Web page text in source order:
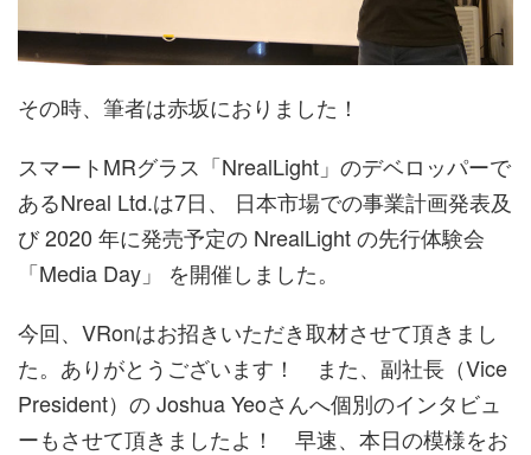
その時、筆者は赤坂におりました！
スマートMRグラス「NrealLight」のデベロッパーで
あるNreal Ltd.は7日、 日本市場での事業計画発表及
び 2020 年に発売予定の NrealLight の先行体験会
「Media Day」 を開催しました。
今回、VRonはお招きいただき取材させて頂きまし
た。ありがとうございます！ また、副社長（Vice
President）の Joshua Yeoさんへ個別のインタビュ
ーもさせて頂きましたよ！ 早速、本日の模様をお